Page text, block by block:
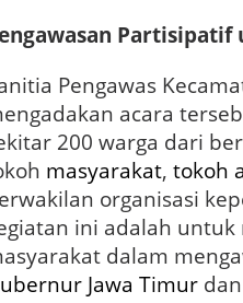
,
o
k
u
s
p
a
d
a
N
t
Partisipatif
Pengawas
acara
200 warga dari
masyarakat, tokoh
organisasi
ini adalah
dalam
Jawa Timurdan